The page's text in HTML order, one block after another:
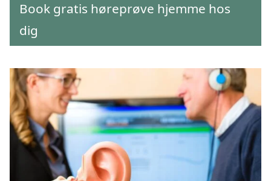
Book gratis høreprøve hjemme hos
dig